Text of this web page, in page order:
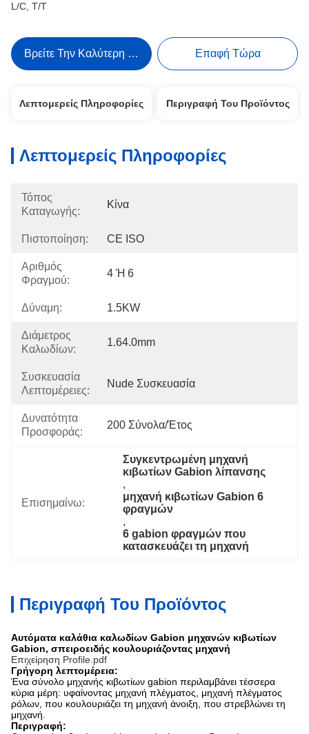
L/C, T/T
Βρείτε Την Καλύτερη Τιμή Επαφή Τώρα
Λεπτομερείς Πληροφορίες Περιγραφή Του Προϊόντος
Λεπτομερείς Πληροφορίες
Τόπος
Καταγωγής:
Κίνα
Πιστοποίηση: CE ISO
Αριθμός
Φραγμού:
4 Ή 6
Δύναμη: 1.5KW
Διάμετρος
Καλωδίων:
1.64.0mm
Συσκευασία
Λεπτομέρειες:
Nude Συσκευασία
Δυνατότητα
Προσφοράς:
200 Σύνολα/έτος
Επισημαίνω:
Συγκεντρωμένη μηχανή
κιβωτίων Gabion λίπανσης
,
μηχανή κιβωτίων Gabion 6
φραγμών
,
6 gabion φραγμών που
κατασκευάζει τη μηχανή
Περιγραφή Του Προϊόντος
Αυτόματα καλάθια καλωδίων Gabion μηχανών κιβωτίων
Gabion, σπειροειδής κουλουριάζοντας μηχανή
Επιχείρηση Profile.pdf
Γρήγορη λεπτομέρεια:
Ένα σύνολο μηχανής κιβωτίων gabion περιλαμβάνει τέσσερα
κύρια μέρη: υφαίνοντας μηχανή πλέγματος, μηχανή πλέγματος
ρόλων, που κουλουριάζει τη μηχανή άνοιξη, που στρεβλώνει τη
μηχανή.
Περιγραφή: